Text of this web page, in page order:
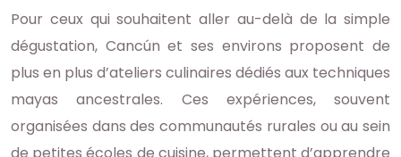
Pour ceux qui souhaitent aller au-delà de la simple
dégustation, Cancún et ses environs proposent de
plus en plus d’ateliers culinaires dédiés aux techniques
mayas ancestrales. Ces expériences, souvent
organisées dans des communautés rurales ou au sein
de petites écoles de cuisine, permettent d’apprendre